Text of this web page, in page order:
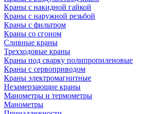
Краны с накидной гайкой
Краны с наружной резьбой
Краны с фильтром
Краны со сгоном
Сливные краны
Трехходовые краны
Краны под сварку полипропиленовые
Краны с сервоприводом
Краны электромагнитные
Незамерзающие краны
Манометры и термометры
Манометры